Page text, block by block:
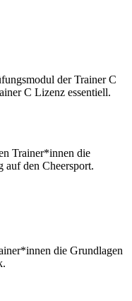
der Trainer C
C Lizenz essentiell.
Trainer*innen die
auf den Cheersport.
die Grundlagen